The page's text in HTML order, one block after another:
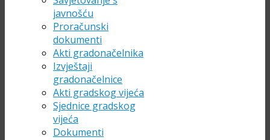
javnošću
Proračunski
dokumenti
Akti gradonačelnika
Izvještaji
gradonačelnice
Akti gradskog vijeća
Sjednice gradskog
vijeća
Dokumenti